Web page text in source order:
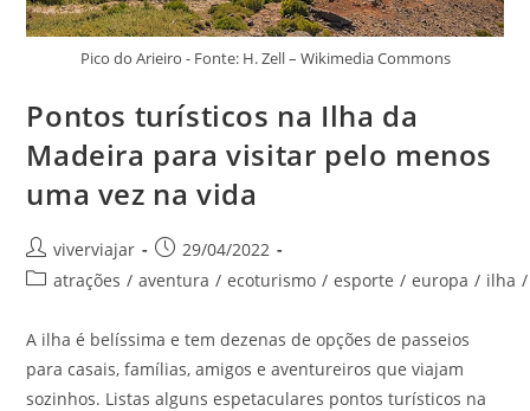
Pico do Arieiro - Fonte: H. Zell – Wikimedia Commons
Pontos turísticos na Ilha da
Madeira para visitar pelo menos
uma vez na vida
Autor
do
viverviajar
Post
publicado:
29/04/2022
Categoria
post:
atrações / aventura / ecoturismo / esporte / europa / ilha /
A ilha é belíssima e tem dezenas de opções de passeios
para casais, famílias, amigos e aventureiros que viajam
sozinhos. Listas alguns espetaculares pontos turísticos na